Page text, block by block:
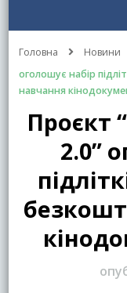
Головна Новини
оголошує набір
навчання
Проєкт
2.0”